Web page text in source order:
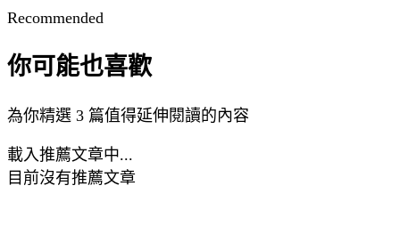
Recommended
你可能也喜歡
為你精選 3 篇值得延伸閱讀的內容
載入推薦文章中...
目前沒有推薦文章